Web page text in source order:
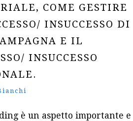
COME GESTIRE
INSUCCESSO DI
E IL
INSUCCESSO
è un aspetto importante e